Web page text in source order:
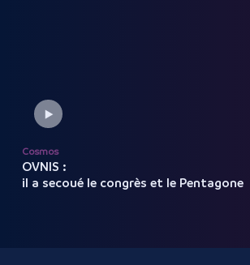
Cosmos
OVNIS :
il a secoué le congrès et le Pentagone